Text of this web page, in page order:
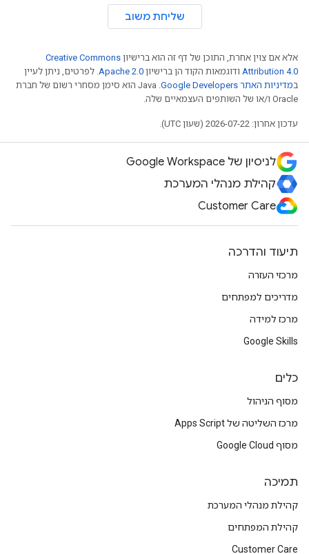
שליחת משוב
אלא אם צוין אחרת, התוכן של דף זה הוא ברישיון Creative Commons
Attribution 4.0 ודוגמאות הקוד הן ברישיון Apache 2.0. לפרטים, ניתן לעיין
במדיניות האתר Google Developers‏
.‏ Java הוא סימן מסחרי רשום של חברת
Oracle ו/או של השותפים העצמאיים שלה.
עדכון אחרון: 2026-07-22 (שעון UTC).
לניסיון של Google Workspace
קהילת מנהלי המערכת
Customer Care
תיעוד והדרכה
מרכזי העזרה
מדריכים למפתחים
מרכז למידה
Google Skills
כלים
מסוף הניהול
מרכז השליטה של Apps Script
מסוף Google Cloud
תמיכה
קהילת מנהלי המערכת
קהילת המפתחים
Customer Care